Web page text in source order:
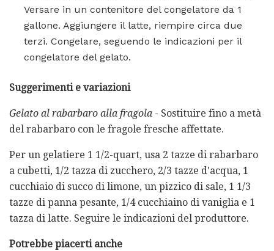
Versare in un contenitore del congelatore da 1
gallone. Aggiungere il latte, riempire circa due
terzi. Congelare, seguendo le indicazioni per il
congelatore del gelato.
Suggerimenti e variazioni
Gelato al rabarbaro alla fragola - Sostituire fino a metà
del rabarbaro con le fragole fresche affettate.
Per un gelatiere 1 1/2-quart, usa 2 tazze di rabarbaro
a cubetti, 1/2 tazza di zucchero, 2/3 tazze d'acqua, 1
cucchiaio di succo di limone, un pizzico di sale, 1 1/3
tazze di panna pesante, 1/4 cucchiaino di vaniglia e 1
tazza di latte. Seguire le indicazioni del produttore.
Potrebbe piacerti anche